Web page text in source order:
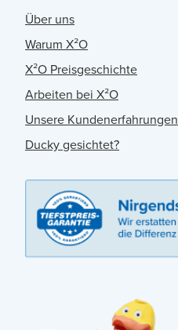
Über uns
Warum X²O
X²O Preisgeschichte
Arbeiten bei X²O
Unsere Kundenerfahrungen
Ducky gesichtet?